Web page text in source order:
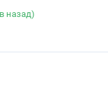
назад)